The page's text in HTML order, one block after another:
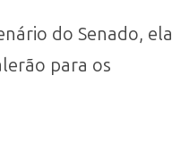
do Senado, ela
para os